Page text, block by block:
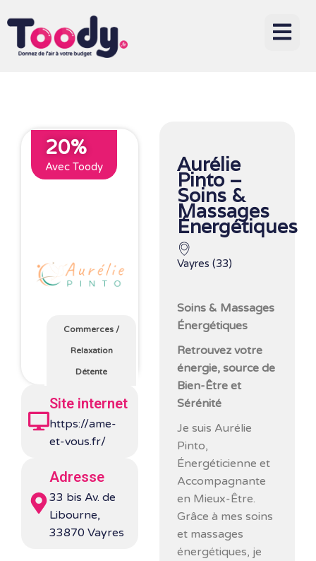
20%
Avec Toody
Commerces /
Relaxation
Détente
Site internet
https://ame-
et-vous.fr/
Adresse
33 bis Av. de
Libourne,
33870 Vayres
Aurélie
Pinto –
Soins &
Massages
Énergétiques
Vayres (33)
Soins & Massages
Énergétiques
Retrouvez votre
énergie, source de
Bien-Être et
Sérénité
Je suis Aurélie
Pinto,
Énergéticienne et
Accompagnante
en Mieux-Être.
Grâce à mes soins
et massages
énergétiques, je